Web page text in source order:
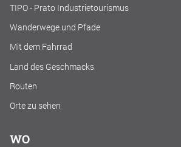
TIPO - Prato Industrietourismus
Wanderwege und Pfade
Mit dem Fahrrad
Land des Geschmacks
Routen
Orte zu sehen
WO